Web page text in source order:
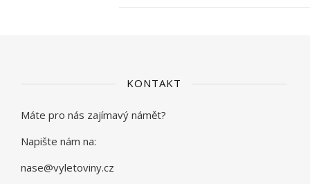
KONTAKT
Máte pro nás zajímavý námět?
Napište nám na:
nase@vyletoviny.cz